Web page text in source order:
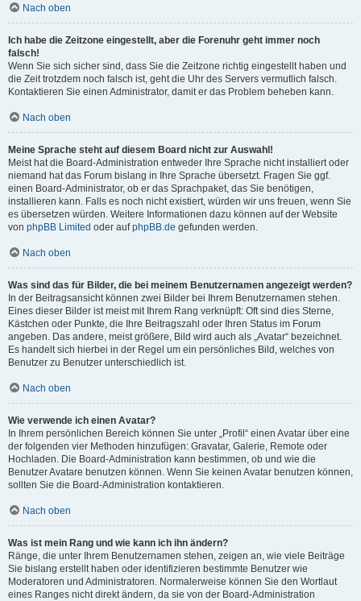
Nach oben
Ich habe die Zeitzone eingestellt, aber die Forenuhr geht immer noch
falsch!
Wenn Sie sich sicher sind, dass Sie die Zeitzone richtig eingestellt haben und
die Zeit trotzdem noch falsch ist, geht die Uhr des Servers vermutlich falsch.
Kontaktieren Sie einen Administrator, damit er das Problem beheben kann.
Nach oben
Meine Sprache steht auf diesem Board nicht zur Auswahl!
Meist hat die Board-Administration entweder Ihre Sprache nicht installiert oder
niemand hat das Forum bislang in Ihre Sprache übersetzt. Fragen Sie ggf.
einen Board-Administrator, ob er das Sprachpaket, das Sie benötigen,
installieren kann. Falls es noch nicht existiert, würden wir uns freuen, wenn Sie
es übersetzen würden. Weitere Informationen dazu können auf der Website
von phpBB Limited oder aufphpBB.de gefunden werden.
Nach oben
Was sind das für Bilder, die bei meinem Benutzernamen angezeigt werden?
In der Beitragsansicht können zwei Bilder bei Ihrem Benutzernamen stehen.
Eines dieser Bilder ist meist mit Ihrem Rang verknüpft: Oft sind dies Sterne,
Kästchen oder Punkte, die Ihre Beitragszahl oder Ihren Status im Forum
angeben. Das andere, meist größere, Bild wird auch als „Avatar“ bezeichnet.
Es handelt sich hierbei in der Regel um ein persönliches Bild, welches von
Benutzer zu Benutzer unterschiedlich ist.
Nach oben
Wie verwende ich einen Avatar?
In Ihrem persönlichen Bereich können Sie unter „Profil“ einen Avatar über eine
der folgenden vier Methoden hinzufügen: Gravatar, Galerie, Remote oder
Hochladen. Die Board-Administration kann bestimmen, ob und wie die
Benutzer Avatare benutzen können. Wenn Sie keinen Avatar benutzen können,
sollten Sie die Board-Administration kontaktieren.
Nach oben
Was ist mein Rang und wie kann ich ihn ändern?
Ränge, die unter Ihrem Benutzernamen stehen, zeigen an, wie viele Beiträge
Sie bislang erstellt haben oder identifizieren bestimmte Benutzer wie
Moderatoren und Administratoren. Normalerweise können Sie den Wortlaut
eines Ranges nicht direkt ändern, da sie von der Board-Administration